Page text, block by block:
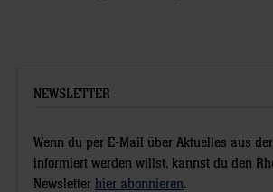
NEWSLETTER
Wenn du per E-Mail über Aktuelles aus
informiert werden willst, kannst du den
Newsletter hier abonnieren.